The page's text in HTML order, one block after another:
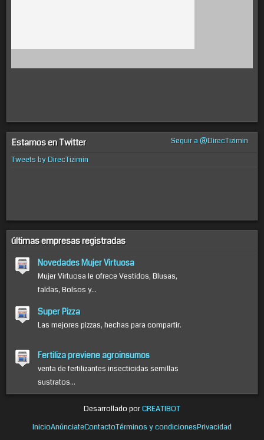
Estamos en Twitter
Seguir a @DirecTizimin
Tweets by DirecTizimin
últimas empresas registradas
Novedades Mujer Virtuosa
Mujer Virtuosa le ofrece Vestidos, Blusas,
faldas, Bolsos y...
Super Pizza
Las mejores pizzas, hechas para compartir.
Fertiliza previene agroinsumos
venta de fertilizantes insecticidas semillas
sustratos...
Desarrollado porCREATIBOT
InicioAnúnciateContactoTérminos y condicionesPrivacidad